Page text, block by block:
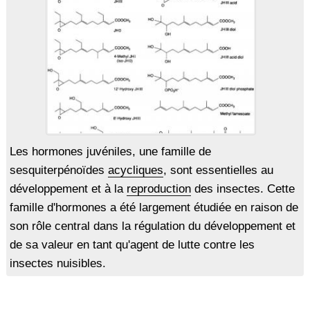
Les hormones juvéniles, une famille de
sesquiterpénoïdes acycliques, sont essentielles au
développement et à la reproductiondes insectes. Cette
famille d'hormones a été largement étudiée en raison de
son rôle central dans la régulation du développement et
de sa valeur en tant qu'agent de lutte contre les
insectes nuisibles.